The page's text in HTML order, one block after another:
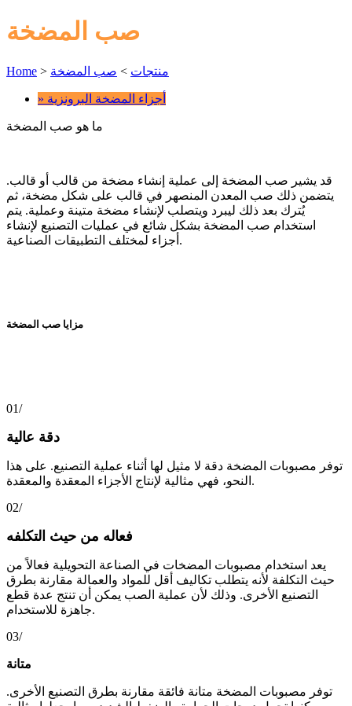
صب المضخة
Home > منتجات > صب المضخة
» أجزاء المضخة البرونزية
ما هو صب المضخة
قد يشير صب المضخة إلى عملية إنشاء مضخة من قالب أو قالب.
يتضمن ذلك صب المعدن المنصهر في قالب على شكل مضخة، ثم
يُترك بعد ذلك ليبرد ويتصلب لإنشاء مضخة متينة وعملية. يتم
استخدام صب المضخة بشكل شائع في عمليات التصنيع لإنشاء
أجزاء لمختلف التطبيقات الصناعية.
مزايا صب المضخة
01/
دقة عالية
توفر مصبوبات المضخة دقة لا مثيل لها أثناء عملية التصنيع. على هذا
النحو، فهي مثالية لإنتاج الأجزاء المعقدة والمعقدة.
02/
فعاله من حيث التكلفه
يعد استخدام مصبوبات المضخات في الصناعة التحويلية فعالاً من
حيث التكلفة لأنه يتطلب تكاليف أقل للمواد والعمالة مقارنة بطرق
التصنيع الأخرى. وذلك لأن عملية الصب يمكن أن تنتج عدة قطع
جاهزة للاستخدام.
03/
متانة
توفر مصبوبات المضخة متانة فائقة مقارنة بطرق التصنيع الأخرى.